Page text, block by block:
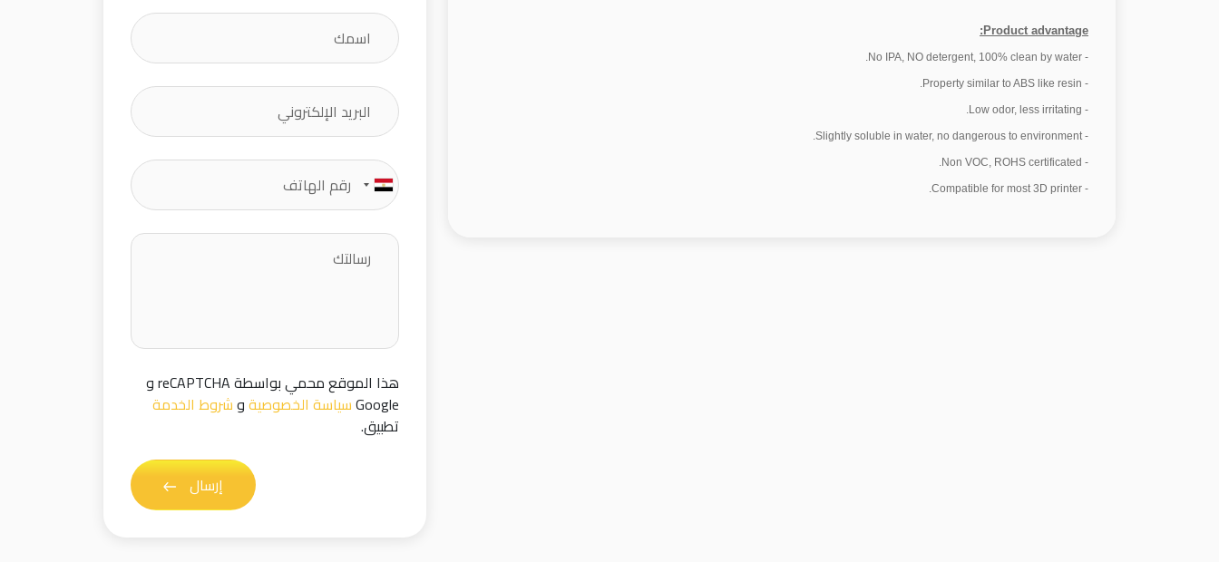
Product advantage:
- No IPA, NO detergent, 100% clean by water.
- Property similar to ABS like resin.
- Low odor, less irritating.
- Slightly soluble in water, no dangerous to environment.
- Non VOC, ROHS certificated.
- Compatible for most 3D printer.
هذا الموقع محمي بواسطة reCAPTCHA و
Googleسياسة الخصوصيةوشروط الخدمة
تطبيق.
إرسال